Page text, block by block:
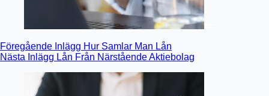
Föregående Inlägg Hur Samlar Man Lån
Nästa Inlägg Lån Från Närstående Aktiebolag